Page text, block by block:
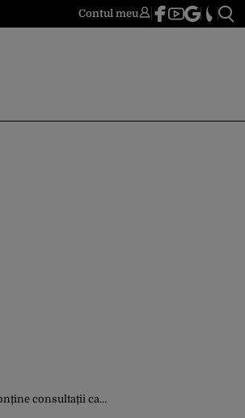
Contul meu
fi accesate într-un an”